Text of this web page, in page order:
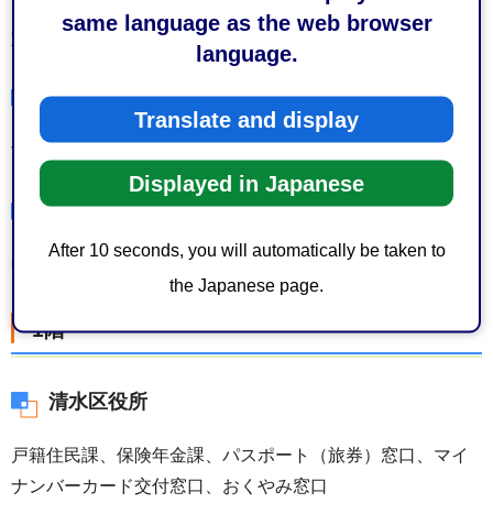
same language as the web browser
language.
Translate and display
Displayed in Japanese
After 10 seconds, you will automatically be taken to
the Japanese page.
動物愛護センター
都市局 建築部
市営住宅受付（まちづくり公社）
その他
中央監視室、会議室21、22、2A
1階
清水区役所
戸籍住民課、保険年金課、パスポート（旅券）窓口、マイ
ナンバーカード交付窓口、おくやみ窓口